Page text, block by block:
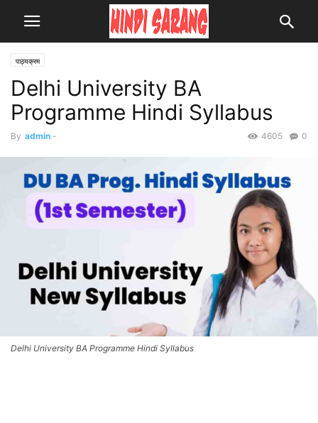
पाठ्यक्रम
Delhi University BA
Programme Hindi Syllabus
By admin - 0
4605
Delhi University BA Programme Hindi Syllabus